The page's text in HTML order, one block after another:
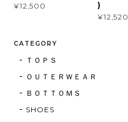
¥12,500
)
¥12,520
CATEGORY
ＴＯＰＳ
ＯＵＴＥＲＷＥＡＲ
ＢＯＴＴＯＭＳ
SHOES